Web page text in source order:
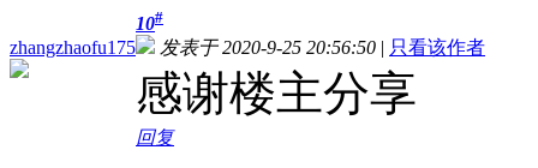
zhangzhaofu175
10#
发表于 2020-9-25 20:56:50 | 只看该作者
感谢楼主分享
回复